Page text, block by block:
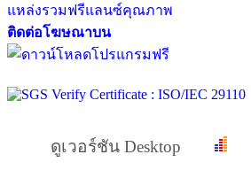
แหล่งรวมฟรีแลนซ์คุณภาพ
ติดต่อโฆษณาบน
ดูเวอร์ชัน Desktop